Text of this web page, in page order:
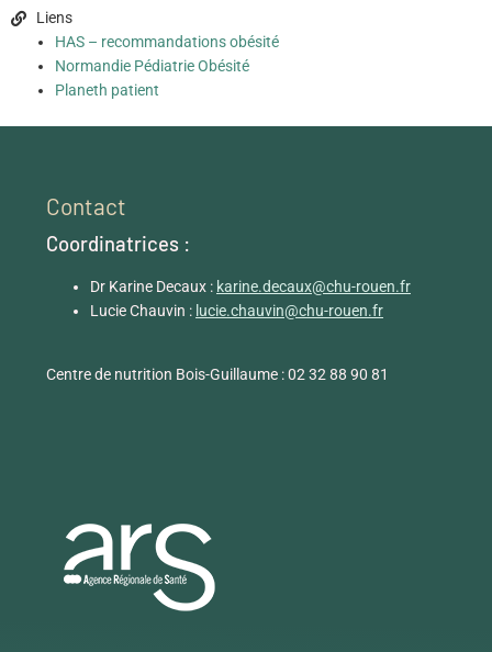
Liens
HAS – recommandations obésité
Normandie Pédiatrie Obésité
Planeth patient
Contact
Coordinatrices :
Dr Karine Decaux : karine.decaux@chu-rouen.fr
Lucie Chauvin : lucie.chauvin@chu-rouen.fr
Centre de nutrition Bois-Guillaume : 02 32 88 90 81